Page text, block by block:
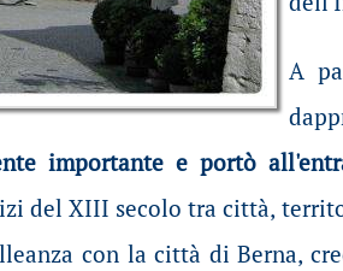
A
importante e portò
del XIII secolo tra città,
con la città di Berna,